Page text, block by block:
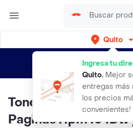
Quito
Ingresa tu
Quito. Mejor
entregas más
los precios
convenientes!
envíos gratis por
Toner HP 414A
Paginas